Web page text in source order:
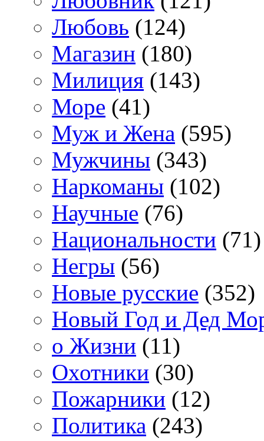
Любовь (124)
Магазин (180)
Милиция (143)
Море (41)
Муж и Жена (595)
Мужчины (343)
Наркоманы (102)
Научные (76)
Национальности (71)
Негры (56)
Новые русские (352)
Новый Год и Дед
о Жизни (11)
Охотники (30)
Пожарники (12)
Политика (243)